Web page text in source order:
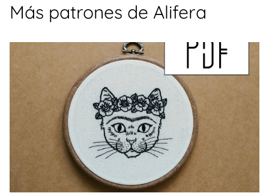
Más patrones de Alifera